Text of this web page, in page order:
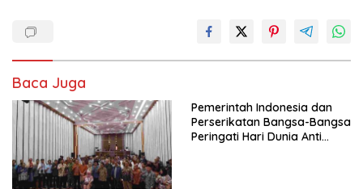
Baca Juga
Pemerintah Indonesia dan
Perserikatan Bangsa-Bangsa
Peringati Hari Dunia Anti